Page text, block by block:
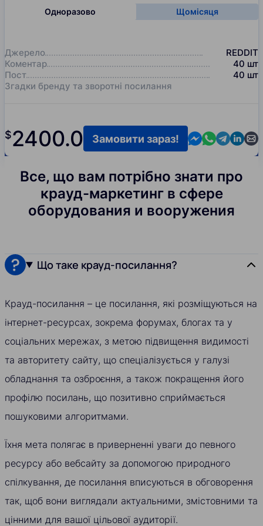
Одноразово Щомісяця
Джерело
REDDIT
Коментар
40 шт
Пост
40 шт
Згадки бренду та зворотні посилання
$2400.0 Contact us in
Contact us
Contact
Замовити зараз!
Все, що вам потрібно знати про
крауд-маркетинг в сфере
оборудования и вооружения
Що таке крауд-посилання?
Крауд-посилання – це посилання, які розміщуються на
інтернет-ресурсах, зокрема форумах, блогах та у
соціальних мережах, з метою підвищення видимості
та авторитету сайту, що спеціалізується у галузі
обладнання та озброєння, а також покращення його
профілю посилань, що позитивно сприймається
пошуковими алгоритмами.
Їхня мета полягає в приверненні уваги до певного
ресурсу або вебсайту за допомогою природного
спілкування, де посилання вписуються в обговорення
так, щоб вони виглядали актуальними, змістовними та
цінними для вашої цільової аудиторії.